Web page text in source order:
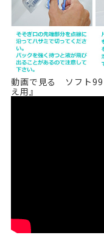
動画で見る ソフト99
え用』